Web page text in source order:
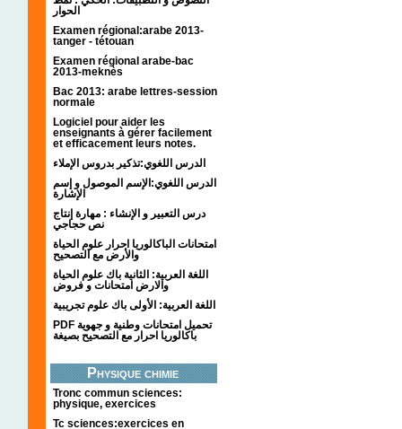
الحوار
Examen régional:arabe 2013-
tanger - tétouan
Examen régional arabe-bac
2013-meknès
Bac 2013: arabe lettres-session
normale
Logiciel pour aider les
enseignants à gérer facilement
et efficacement leurs notes.
الدرس اللغوي:تذكير بدروس الإملاء
الدرس اللغوي:الإسم الموصول و إسم
الإشارة
درس التعبير و الإنشاء : مهارة إنتاج
نص حجاجي
امتحانات الباكالوريا احرار علوم الحياة
والأرض مع التصحيح
اللغة العربية: الثانية باك علوم الحياة
والارض امتحانات و فروض
اللغة العربية: الأولى باك علوم تجريبية
PDF تحميل امتحانات وطنية و جهوية
باكالوريا احرار مع التصحيح بصيغة
Physique chimie
Tronc commun sciences:
physique, exercices
Tc sciences:exercices en